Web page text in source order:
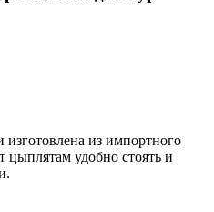
из импортного
цыплятам удобно стоять и